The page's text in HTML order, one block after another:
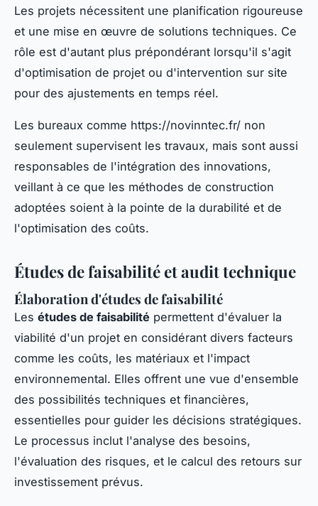
Les projets nécessitent une planification rigoureuse
et une mise en œuvre de solutions techniques. Ce
rôle est d'autant plus prépondérant lorsqu'il s'agit
d'optimisation de projet ou d'intervention sur site
pour des ajustements en temps réel.
Les bureaux comme https://novinntec.fr/ non
seulement supervisent les travaux, mais sont aussi
responsables de l'intégration des innovations,
veillant à ce que les méthodes de construction
adoptées soient à la pointe de la durabilité et de
l'optimisation des coûts.
Études de faisabilité et audit technique
Élaboration d'études de faisabilité
Les études de faisabilité permettent d'évaluer la
viabilité d'un projet en considérant divers facteurs
comme les coûts, les matériaux et l'impact
environnemental. Elles offrent une vue d'ensemble
des possibilités techniques et financières,
essentielles pour guider les décisions stratégiques.
Le processus inclut l'analyse des besoins,
l'évaluation des risques, et le calcul des retours sur
investissement prévus.